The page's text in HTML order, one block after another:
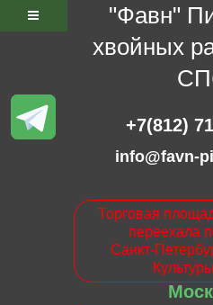
"Фавн"
хвойных
+7(812)
info@favn-
Торговая
переехала
Санкт-